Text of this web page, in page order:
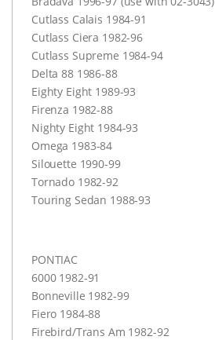
Cutlass Calais 1984-91
Cutlass Ciera 1982-96
Cutlass Supreme 1984-94
Delta 88 1986-88
Eighty Eight 1989-93
Firenza 1982-88
Nighty Eight 1984-93
Omega 1983-84
Silouette 1990-99
Tornado 1982-92
Touring Sedan 1988-93
PONTIAC
6000 1982-91
Bonneville 1982-99
Fiero 1984-88
Firebird/Trans Am 1982-92